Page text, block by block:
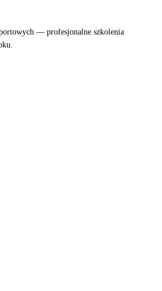
— profesjonalne szkolenia